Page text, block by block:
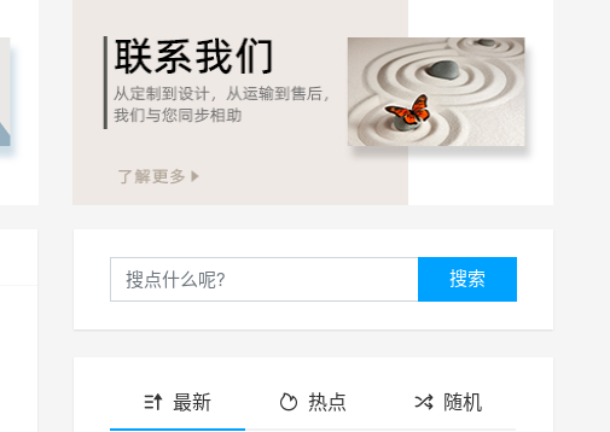
搜索
最新 热点 随机